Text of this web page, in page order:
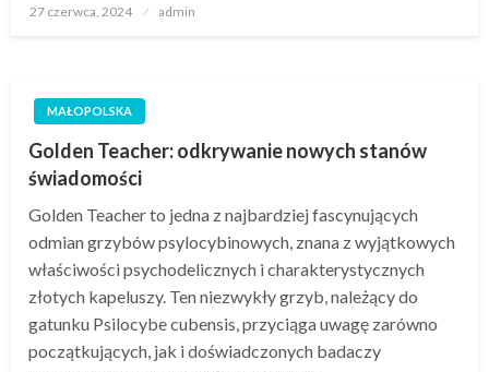
Opublikowane
27 czerwca, 2024 admin
MAŁOPOLSKA
Golden Teacher: odkrywanie nowych stanów
świadomości
Golden Teacher to jedna z najbardziej fascynujących
odmian grzybów psylocybinowych, znana z wyjątkowych
właściwości psychodelicznych i charakterystycznych
złotych kapeluszy. Ten niezwykły grzyb, należący do
gatunku Psilocybe cubensis, przyciąga uwagę zarówno
początkujących, jak i doświadczonych badaczy